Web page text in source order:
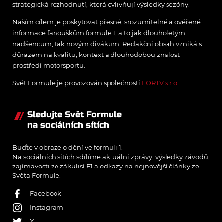
strategická rozhodnutí, která ovlivňují výsledky sezóny.
Naším cílem je poskytovat přesné, srozumitelné a ověřené
informace fanouškům formule 1, a to jak dlouholetým
nadšencům, tak novým divákům. Redakční obsah vzniká s
důrazem na kvalitu, kontext a dlouhodobou znalost
prostředí motorsportu.
Svět Formule je provozován společností FORTV s.r.o.
Sledujte Svět Formule
na sociálních sítích
Buďte v obraze o dění ve formuli 1.
Na sociálních sítích sdílíme aktuální zprávy, výsledky závodů,
zajímavosti ze zákulisí F1 a odkazy na nejnovější články ze
Světa Formule.
Facebook
Instagram